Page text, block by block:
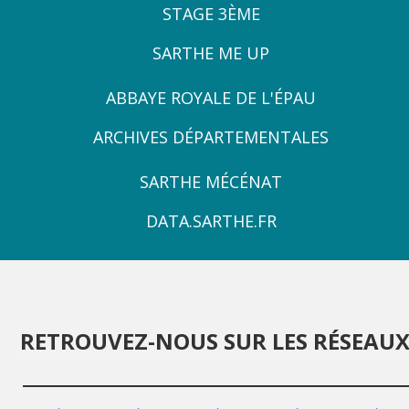
STAGE 3ÈME
SARTHE ME UP
ZONEABBAYE ROYALE DE L'ÉPAU
ARCHIVES DÉPARTEMENTALES
SARTHE MÉCÉNAT
DATA.SARTHE.FR
RETROUVEZ-NOUS SUR LES RÉSEAUX